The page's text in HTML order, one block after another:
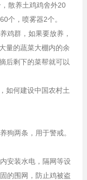
散养土鸡鸡舍外20
个，喷雾器2个。
鸡群，如果要放养，
量的蔬菜大棚内的余
后剩下的菜帮就可以
如何建设中国农村土
狗两条，用于警戒。
安装水电，隔网等设
的围网，防止鸡被盗